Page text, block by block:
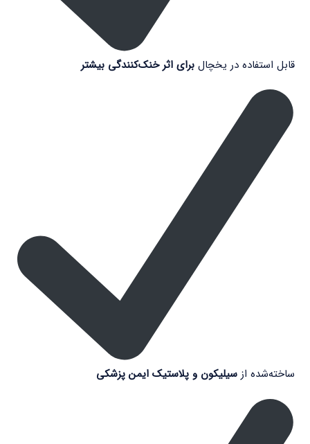
قابل استفاده در یخچالبرای اثر خنک‌کنندگی بیشتر
ساخته‌شده ازسیلیکون و پلاستیک ایمن پزشکی